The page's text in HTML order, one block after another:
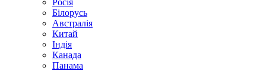
Росія
Білорусь
Австралія
Китай
Індія
Канада
Панама